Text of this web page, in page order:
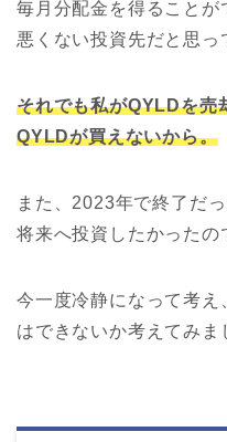
毎月分配金を得ることが
悪くない投資先だと思っ
それでも私がQYLDを売
QYLDが買えないから。
また、2023年で終了だ
将来へ投資したかったの
今一度冷静になって考
はできないか考えてみま